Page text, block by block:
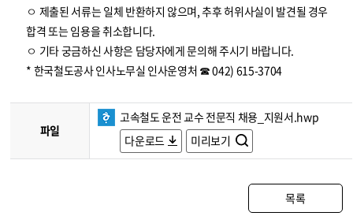
ㅇ 제출된 서류는 일체 반환하지 않으며, 추후 허위사실이 발견될 경우
합격 또는 임용을 취소합니다.
ㅇ 기타 궁금하신 사항은 담당자에게 문의해 주시기 바랍니다.
* 한국철도공사 인사노무실 인사운영처 ☎ 042) 615-3704
파일
고속철도 운전 교수 전문직 채용_지원서.hwp
다운로드
미리보기
목록